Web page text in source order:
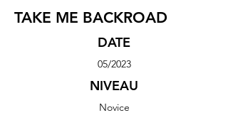
TAKE ME BACKROAD
DATE
05/2023
NIVEAU
Novice